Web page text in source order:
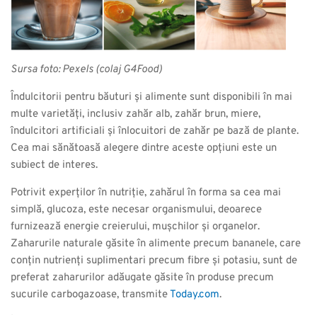
Sursa foto: Pexels (colaj G4Food)
Îndulcitorii pentru băuturi și alimente sunt disponibili în mai
multe varietăți, inclusiv zahăr alb, zahăr brun, miere,
îndulcitori artificiali și înlocuitori de zahăr pe bază de plante.
Cea mai sănătoasă alegere dintre aceste opțiuni este un
subiect de interes.
Potrivit experților în nutriție, zahărul în forma sa cea mai
simplă, glucoza, este necesar organismului, deoarece
furnizează energie creierului, mușchilor și organelor.
Zaharurile naturale găsite în alimente precum bananele, care
conțin nutrienți suplimentari precum fibre și potasiu, sunt de
preferat zaharurilor adăugate găsite în produse precum
sucurile carbogazoase, transmiteToday.com.